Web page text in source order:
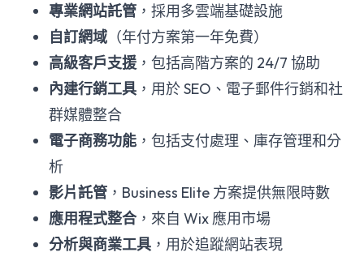
專業網站託管 ，採用多雲端基礎設施
自訂網域 （年付方案第一年免費）
高級客戶支援 ，包括高階方案的 24/7 協助
內建行銷工具 ，用於 SEO、電子郵件行銷和社
群媒體整合
電子商務功能 ，包括支付處理、庫存管理和分
析
影片託管 ，Business Elite 方案提供無限時數
應用程式整合，來自 Wix 應用市場
分析與商業工具 ，用於追蹤網站表現